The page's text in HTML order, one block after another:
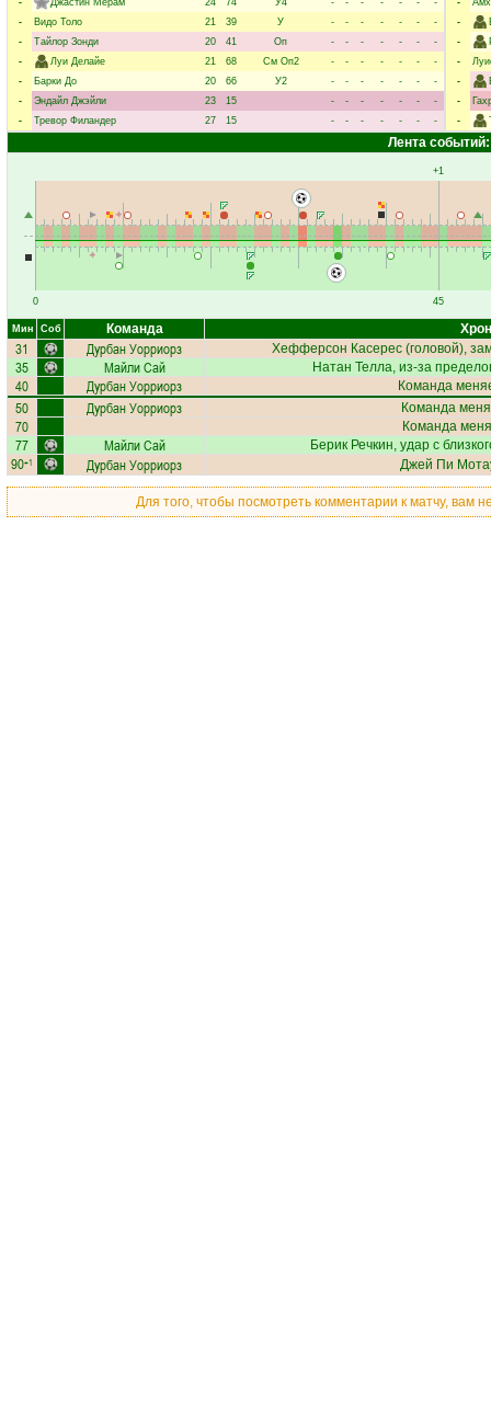
-
Джастин Мерам 24 74 У4 - - - - - -
-
-
Видо Толо 21 39 У - - - - - -
-
-
Тайлор Зонди 20 41 Оп - - - - - -
-
-
Луи Делайе 21 68 См Оп2 - - - - - -
-
-
Барки До 20 66 У2 - - - - - -
-
-
Эндайл Джэйли 23 15 - - - - - -
-
-
Тревор Филандер 27 15 - - - - - - -
-
-
-
-
-
-
-
Лента событий:
0
+1
45
Мин Соб Команда
31 Дурбан Уорриорз Хефферсон Касерес(головой),
35 Майли Сай Натан Телла, из-за
40 Дурбан Уорриорз Команда
50 Дурбан Уорриорз Команда
70 Команда
77 Майли Сай Берик Речкин, удар с
90+1 Дурбан Уорриорз Джей Пи
Для того, чтобы посмотреть комментарии к матчу, вам